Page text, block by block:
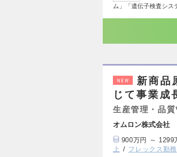
ム」「遺伝子検査シス
NEW
新商品
じて事業成
生産管理・品
オムロン株式会社
900万円 ～ 1299
上
フレックス勤務